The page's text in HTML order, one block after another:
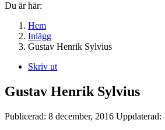
Du är här:
Hem
Inlägg
Gustav Henrik Sylvius
Skriv ut
Gustav Henrik Sylvius
Publicerad: 8 december, 2016 Uppdaterad: